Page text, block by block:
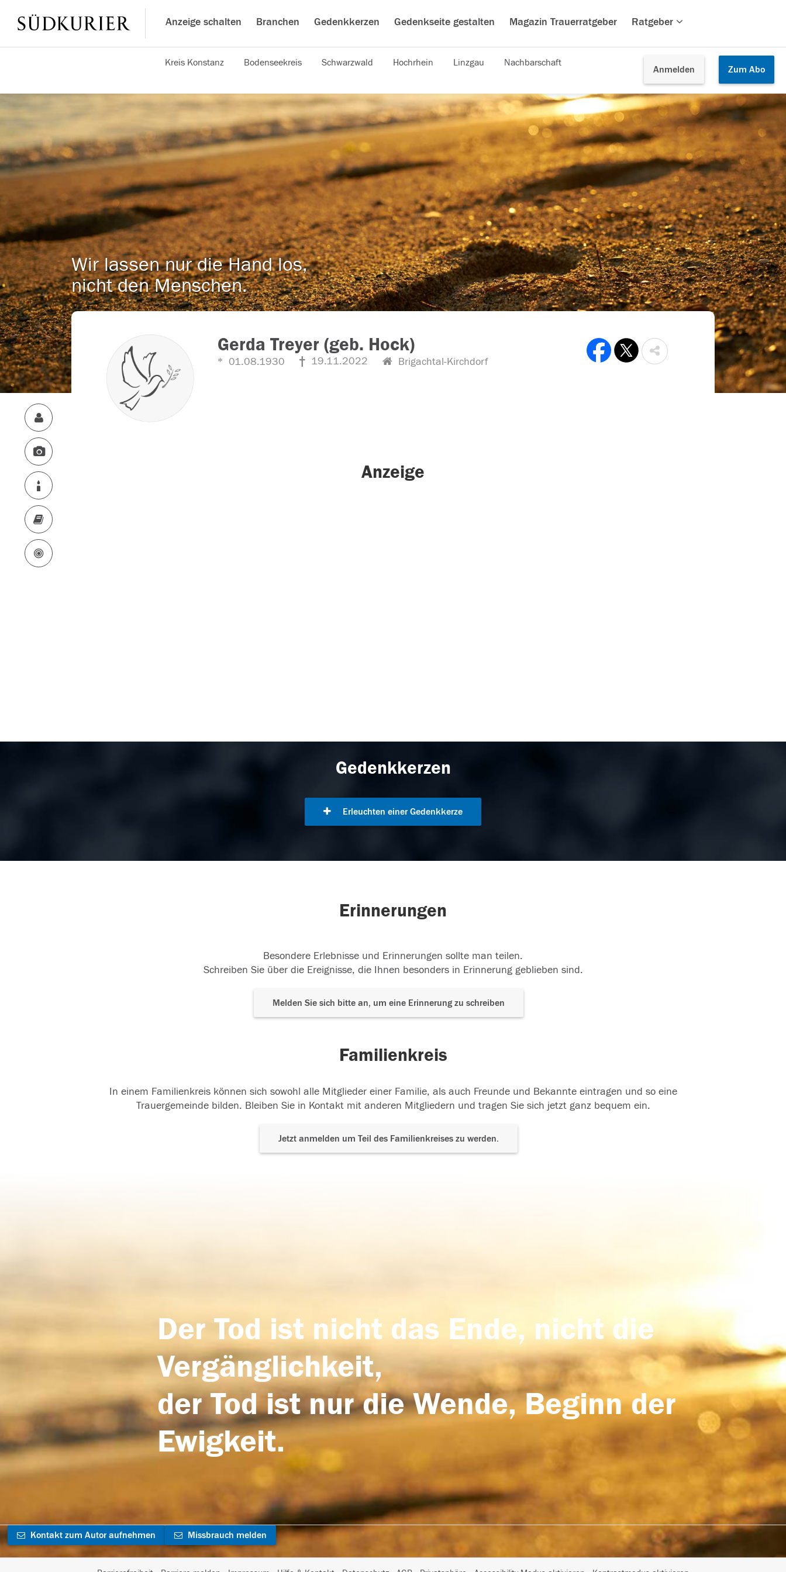
Anzeige schalten Branchen Gedenkkerzen Gedenkseite gestalten Magazin Trauerratgeber Ratgeber
Anmelden Zum Abo
Kreis Konstanz Bodenseekreis Schwarzwald Hochrhein Linzgau Nachbarschaft
Wir lassen nur die Hand los,
nicht den Menschen.
Gerda Treyer (geb. Hock)
01.08.1930 19.11.2022 Brigachtal-Kirchdorf
Anzeige
Gedenkkerzen
Erleuchten einer Gedenkkerze
Erinnerungen
Besondere Erlebnisse und Erinnerungen sollte man teilen.
Schreiben Sie über die Ereignisse, die Ihnen besonders in Erinnerung geblieben sind.
Melden Sie sich bitte an, um eine Erinnerung zu schreiben
Familienkreis
In einem Familienkreis können sich sowohl alle Mitglieder einer Familie, als auch Freunde und Bekannte eintragen und so eine
Trauergemeinde bilden. Bleiben Sie in Kontakt mit anderen Mitgliedern und tragen Sie sich jetzt ganz bequem ein.
Jetzt anmelden um Teil des Familienkreises zu werden.
Der Tod ist nicht das Ende, nicht die
Vergänglichkeit,
der Tod ist nur die Wende, Beginn der
Ewigkeit.
Kontakt zum Autor aufnehmen Missbrauch melden